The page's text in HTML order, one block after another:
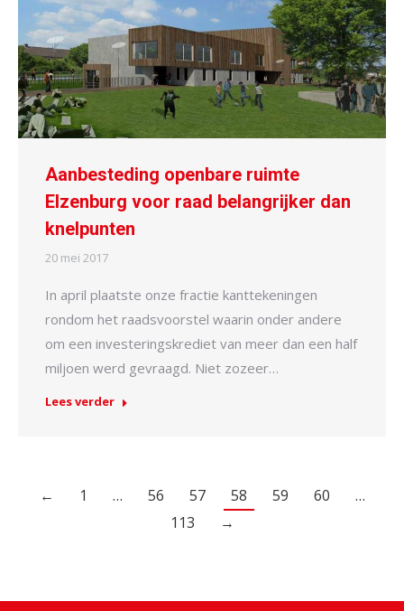
Aanbesteding openbare ruimte
Elzenburg voor raad belangrijker dan
knelpunten
20 mei 2017
In april plaatste onze fractie kanttekeningen
rondom het raadsvoorstel waarin onder andere
om een investeringskrediet van meer dan een half
miljoen werd gevraagd. Niet zozeer…
Lees verder
← 1 … 56 57 58 59 60
…
113
→